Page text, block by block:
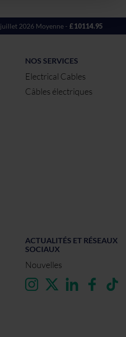
juillet 2026 Moyenne - £10114.95
NOS SERVICES
Electrical Cables
Câbles électriques
ACTUALITÉS ET RÉSEAUX
SOCIAUX
Nouvelles